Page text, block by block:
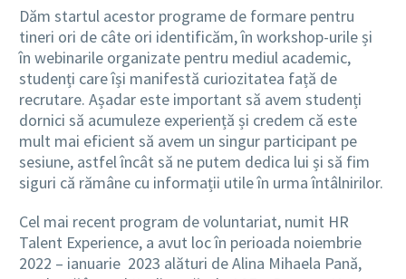
Dăm startul acestor programe de formare pentru
tineri ori de câte ori identificăm, în workshop-urile și
în webinarile organizate pentru mediul academic,
studenți care își manifestă curiozitatea față de
recrutare. Așadar este important să avem studenți
dornici să acumuleze experiență și credem că este
mult mai eficient să avem un singur participant pe
sesiune, astfel încât să ne putem dedica lui și să fim
siguri că rămâne cu informații utile în urma întâlnirilor.
Cel mai recent program de voluntariat, numit HR
Talent Experience, a avut loc în perioada noiembrie
2022 – ianuarie 2023 alături de Alina Mihaela Pană,